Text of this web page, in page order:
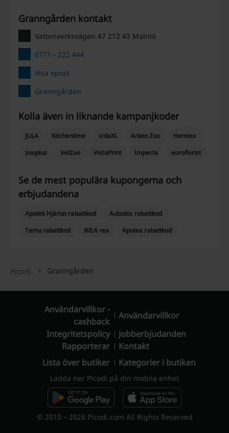
Granngården kontakt
Vattenverksvägen 47 212 43 Malmö
0771 - 222 444
Visa epost
Granngården
Kolla även in liknande kampanjkoder
JULA Kitchentime vidaXL Arken Zoo
Hemtex
zooplus
VetZoo VistaPrint Impecta euroflorist
Se de mest populära kupongerna och
erbjudandena
Apotek Hjärtat rabattkod
Autodoc rabattkod
Temu rabattkod
IKEA rea Apotea rabattkod
Picodi Granngården
Användarvillkor -
cashback
Användarvillkor
Integritetspolicy
Jobberbjudanden
Rapporterar
Kontakt
Lista över butiker
Kategorier i butiken
Ladda ner Picodi på din mobila enhet
© 2010 – 2026 Picodi.com All Rights Reserved